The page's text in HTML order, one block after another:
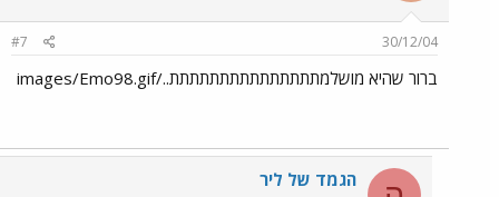
30/12/04
#7
ברור שהיא מושלמתתתתתתתתתתתתתתת../images/Emo98.gif
הגמד של ליר